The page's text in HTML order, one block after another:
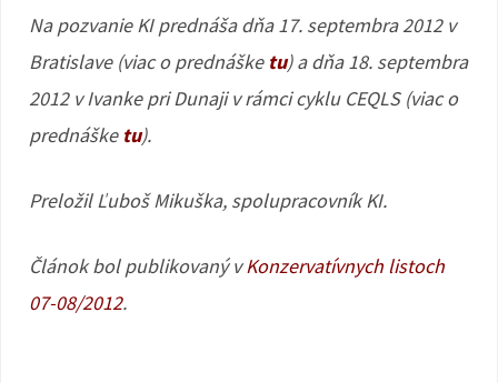
Na pozvanie KI prednáša dňa 17. septembra 2012 v
Bratislave (viac o prednáške tu) a dňa 18. septembra
2012 v Ivanke pri Dunaji v rámci cyklu CEQLS (viac o
prednáške tu).
Preložil Ľuboš Mikuška, spolupracovník KI.
Článok bol publikovaný vKonzervatívnych listoch
07-08/2012.